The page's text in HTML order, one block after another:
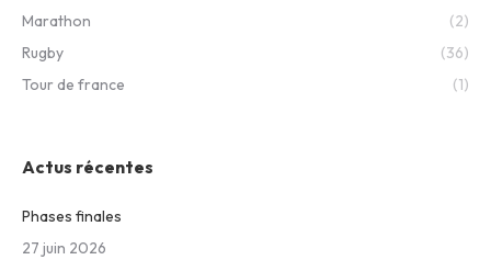
Marathon
(2)
Rugby
(36)
Tour de france
(1)
Actus récentes
Phases finales
27 juin 2026